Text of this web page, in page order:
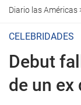
Diario las Américas
CELEBRIDADES
Debut
de un ex